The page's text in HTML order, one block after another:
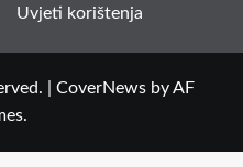
Uvjeti korištenja
CoverNewsby AF